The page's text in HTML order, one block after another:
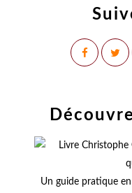
Un guide pratique